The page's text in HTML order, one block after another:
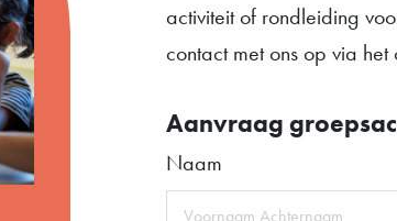
activiteit of rondleiding
contact met ons op via
Aanvraag
Naam